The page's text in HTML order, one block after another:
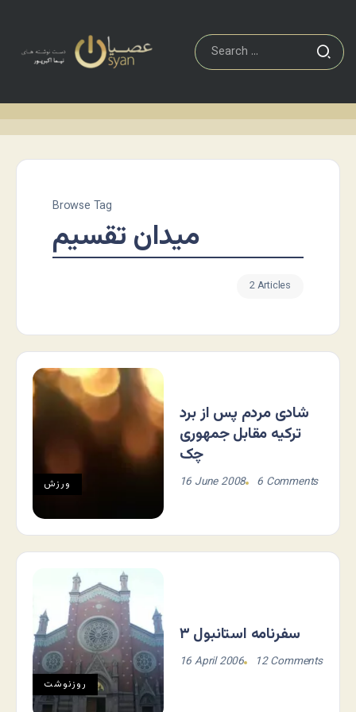
Browse Tag
میدان تقسیم
2 Articles
ورزش
شادی مردم پس از برد
ترکیه مقابل جمهوری
چک
16 June 2008 6 Comments
روزنوشت
سفرنامه استانبول ۳
16 April 2006 12 Comments